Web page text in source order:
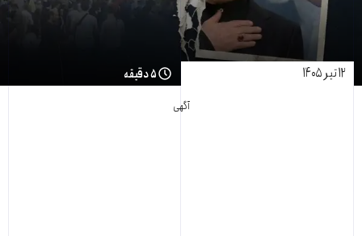
۱۲ تیر ۱۴۰۵ ۵ دقیقه
آگهی